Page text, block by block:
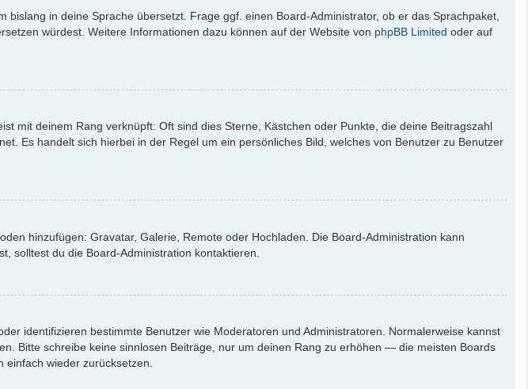
in deine Sprache übersetzt. Frage ggf. einen Board-Administrator, ob er das Sprachpaket,
würdest. Weitere Informationen dazu können auf der Website von phpBB Limited oder auf
mit deinem Rang verknüpft: Oft sind dies Sterne, Kästchen oder Punkte, die deine Beitragszahl
Es handelt sich hierbei in der Regel um ein persönliches Bild, welches von Benutzer zu Benutzer
hinzufügen: Gravatar, Galerie, Remote oder Hochladen. Die Board-Administration kann
solltest du die Board-Administration kontaktieren.
identifizieren bestimmte Benutzer wie Moderatoren und Administratoren. Normalerweise kannst
Bitte schreibe keine sinnlosen Beiträge, nur um deinen Rang zu erhöhen — die meisten Boards
einfach wieder zurücksetzen.